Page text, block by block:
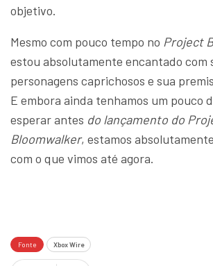
objetivo.
Mesmo com pouco tempo no Project
estou absolutamente encantado com
personagens caprichosos e sua
E embora ainda tenhamos um pouco
esperar antes do lançamento do
Bloomwalker, estamos
com o que vimos até agora.
Fonte Xbox Wire